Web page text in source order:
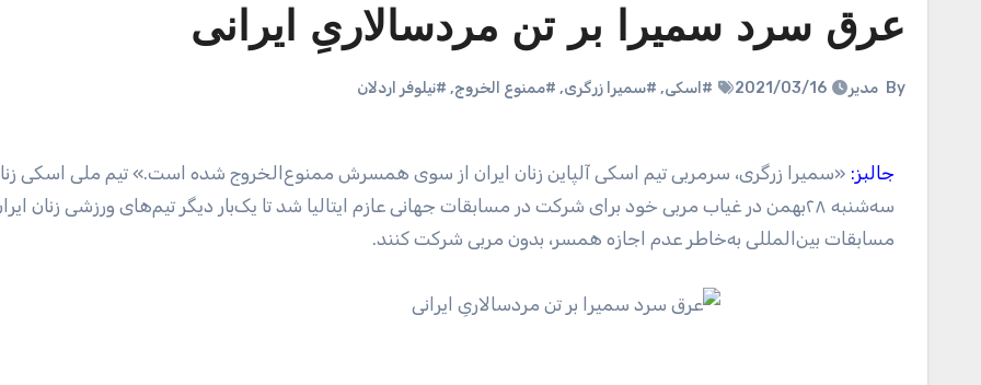
عرق سرد سمیرا بر تن مردسالاریِ ایرانی
By مدیر 2021/03/16 #اسکی, #سمیرا زرگری, #ممنوع الخروج, #نیلوفر اردلان
جالبز: «سمیرا زرگری، سرمربی تیم اسکی آلپاین زنان ایران از سوی همسرش ممنوع‌الخروج شده است.» تیم ملی اسکی
سه‌شنبه ۲۸بهمن در غیاب مربی خود برای شرکت در مسابقات جهانی عازم ایتالیا شد تا یک‌بار دیگر تیم‌های ورزشی زنان
مسابقات بین‌المللی به‌خاطر عدم اجازه همسر، بدون مربی شرکت کنند.